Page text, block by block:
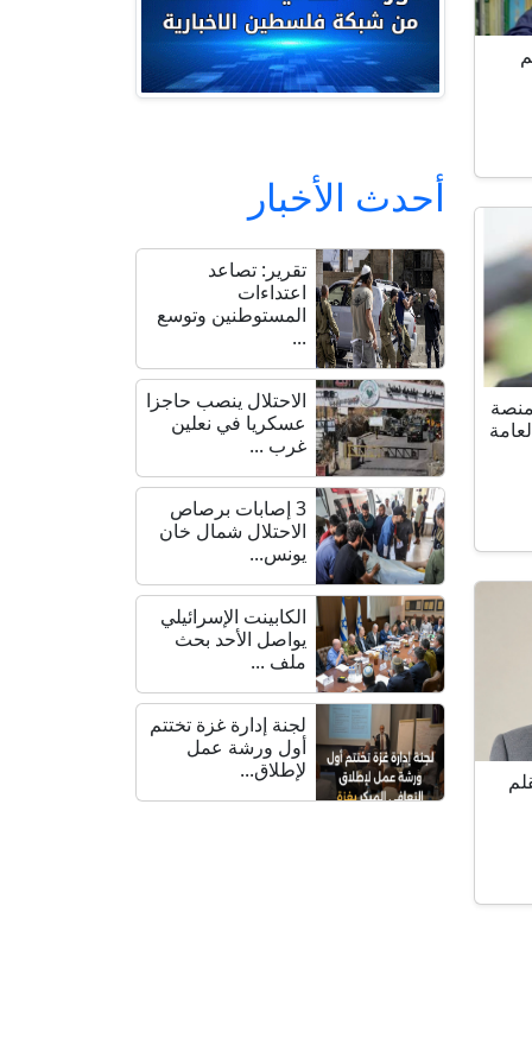
أحدث الأخبار
تقرير: تصاعد
اعتداءات
المستوطنين وتوسع
...
الاحتلال ينصب حاجزا
عسكريا في نعلين
غرب ...
3 إصابات برصاص
الاحتلال شمال خان
يونس...
الكابينت الإسرائيلي
يواصل الأحد بحث
ملف ...
لجنة إدارة غزة تختتم
أول ورشة عمل
لإطلاق...